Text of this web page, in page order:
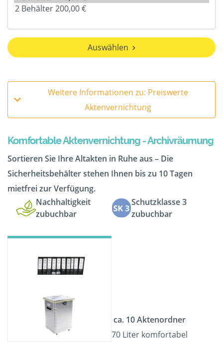
Auswählen
Weitere Informationen zu: Preiswerte
Aktenvernichtung
Komfortable Aktenvernichtung - Archivräumung
Sortieren Sie Ihre Altakten in Ruhe aus – Die
Sicherheitsbehälter stehen Ihnen bis zu 10 Tagen
mietfrei zur Verfügung.
Nachhaltigkeit
zubuchbar
Schutzklasse 3
zubuchbar
ca. 10 Aktenordner
70 Liter komfortabel